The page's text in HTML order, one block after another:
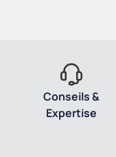
Conseils &
Expertise